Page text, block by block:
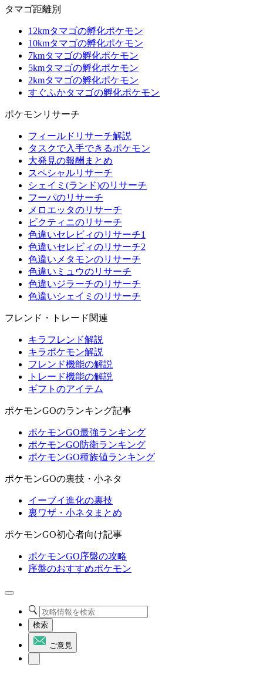
タマゴ距離別
12kmタマゴの孵化ポケモン
10kmタマゴの孵化ポケモン
7kmタマゴの孵化ポケモン
5kmタマゴの孵化ポケモン
2kmタマゴの孵化ポケモン
すぐふかタマゴの孵化ポケモン
ポケモンリサーチ
フィールドリサーチ解説
タスクで入手できるポケモン
大発見の報酬まとめ
スペシャルリサーチ
シェイミ(ランド)のリサーチ
フーパのリサーチ
メロエッタのリサーチ
ビクティニのリサーチ
色違いセレビィのリサーチ1
色違いセレビィのリサーチ2
色違いメタモンのリサーチ
色違いミュウのリサーチ
色違いジラーチのリサーチ
色違いシェイミのリサーチ
フレンド・トレード関連
キラフレンド解説
キラポケモン解説
フレンド機能の解説
トレード機能の解説
ギフトのアイテム
ポケモンGOのランキング記事
ポケモンGO最強ランキング
ポケモンGO防衛ランキング
ポケモンGO種族値ランキング
ポケモンGOの裏技・小ネタ
イーブイ進化の裏技
裏ワザ・小ネタまとめ
ポケモンGO初心者向け記事
ポケモンGO序盤の攻略
序盤のおすすめポケモン
検索
ご意見